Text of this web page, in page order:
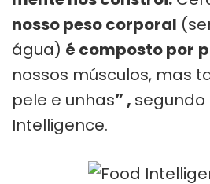
nosso peso cor­po­ral
água) é com­posto por
nos­sos mús­cu­los, mas
pele e unhas” , segundo
Intelligence.